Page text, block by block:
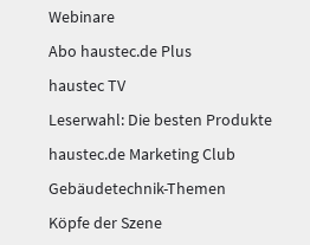
Webinare
Abo haustec.de Plus
haustec TV
Leserwahl: Die besten Produkte
haustec.de Marketing Club
Gebäudetechnik-Themen
Köpfe der Szene